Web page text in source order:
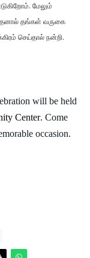
மேலும்
தங்கள் வருகை
செய்தால் நன்றி.
will be held
Center. Come
occasion.